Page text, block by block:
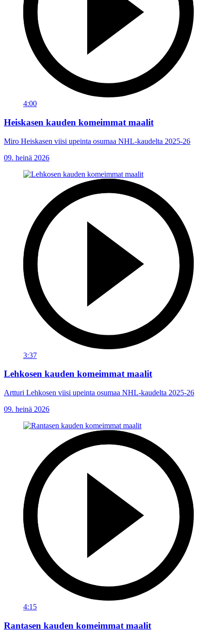
4:00
Heiskasen kauden komeimmat maalit
Miro Heiskasen viisi upeinta osumaa NHL-kaudelta 2025-26
09. heinä 2026
3:37
Lehkosen kauden komeimmat maalit
Artturi Lehkosen viisi upeinta osumaa NHL-kaudelta 2025-26
09. heinä 2026
4:15
Rantasen kauden komeimmat maalit